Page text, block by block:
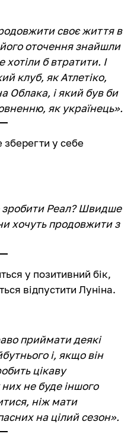
своє життя в
оточення знайшли
хотіли б втратити. І
клуб, як Атлетіко,
Облака, і який був би
як українець».
у себе
зробити Реал? Швидше
хочуть продовжити з
у позитивний бік,
відпустити Луніна.
приймати деякі
і, якщо він
цікаву
не буде іншого
ніж мати
на цілий сезон».